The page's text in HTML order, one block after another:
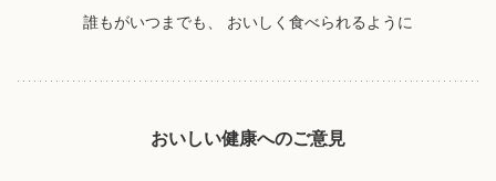
誰もがいつまでも、 おいしく食べられるように
おいしい健康へのご意見